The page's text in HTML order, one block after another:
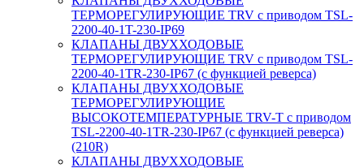
ТЕРМОРЕГУЛИРУЮЩИЕ TRV с приводом TSL-
2200-40-1T-230-IP69
КЛАПАНЫ ДВУХХОДОВЫЕ
ТЕРМОРЕГУЛИРУЮЩИЕ TRV с приводом TSL-
2200-40-1TR-230-IP67 (с функцией реверса)
КЛАПАНЫ ДВУХХОДОВЫЕ
ТЕРМОРЕГУЛИРУЮЩИЕ
ВЫСОКОТЕМПЕРАТУРНЫЕ TRV-T с приводом
TSL-2200-40-1TR-230-IP67 (с функцией реверса)
(210R)
КЛАПАНЫ ДВУХХОДОВЫЕ